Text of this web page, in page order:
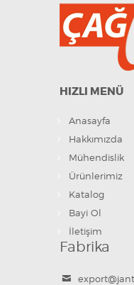
HIZLI MENÜ
Anasayfa
Hakkımızda
Mühendislik
Ürünlerimiz
Katalog
Bayi Ol
İletişim
Fabrika